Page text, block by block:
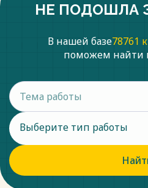
НЕ ПОДОШЛА
В нашей базе78761
поможем найти
Выберите тип работы